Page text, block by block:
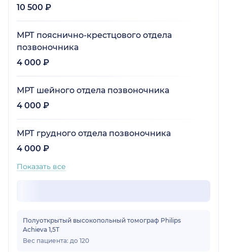
10 500 ₽
МРТ пояснично-крестцового отдела
позвоночника
4 000 ₽
МРТ шейного отдела позвоночника
4 000 ₽
МРТ грудного отдела позвоночника
4 000 ₽
Показать все
Полуоткрытый высокопольный томограф Philips
Achieva 1,5Т
Вес пациента: до 120